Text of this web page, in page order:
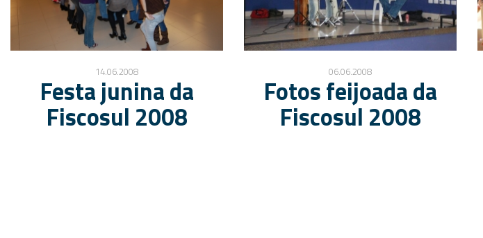
14.06.2008
Festa junina da
Fiscosul 2008
06.06.2008
Fotos feijoada da
Fiscosul 2008